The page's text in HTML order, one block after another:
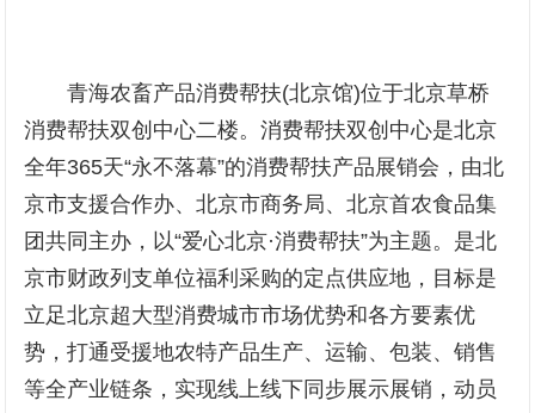
青海农畜产品消费帮扶(北京馆)位于北京草桥
消费帮扶双创中心二楼。消费帮扶双创中心是北京
全年365天“永不落幕”的消费帮扶产品展销会，由北
京市支援合作办、北京市商务局、北京首农食品集
团共同主办，以“爱心北京·消费帮扶”为主题。是北
京市财政列支单位福利采购的定点供应地，目标是
立足北京超大型消费城市市场优势和各方要素优
势，打通受援地农特产品生产、运输、包装、销售
等全产业链条，实现线上线下同步展示展销，动员